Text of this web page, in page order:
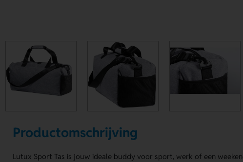
Productomschrijving
Lutux Sport Tas is jouw ideale buddy voor sport, werk of een